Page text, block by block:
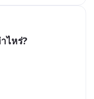
ไหร่?